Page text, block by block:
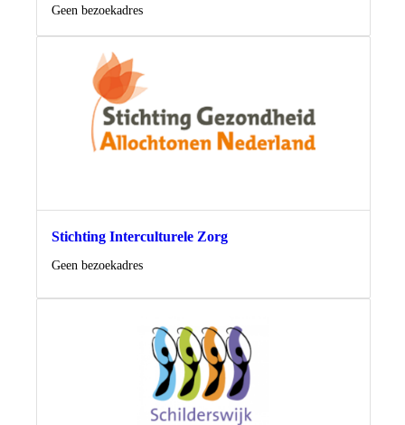
Locatie
Geen bezoekadres
Stichting Interculturele Zorg
Locatie
Geen bezoekadres